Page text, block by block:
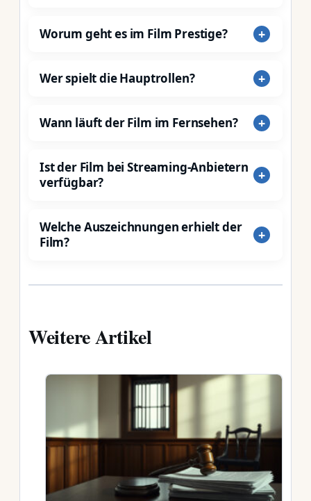
Worum geht es im Film Prestige?
Wer spielt die Hauptrollen?
Wann läuft der Film im Fernsehen?
Ist der Film bei Streaming-Anbietern
verfügbar?
Welche Auszeichnungen erhielt der
Film?
Weitere Artikel